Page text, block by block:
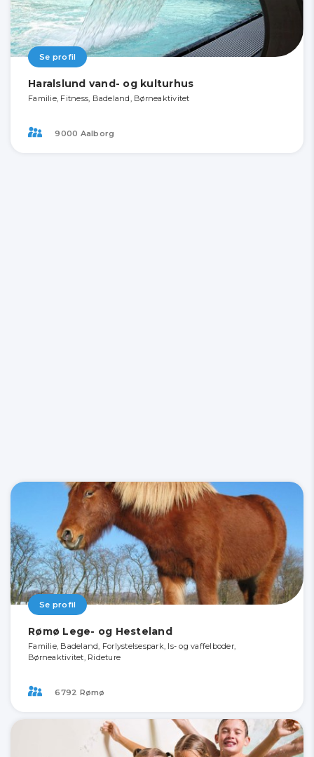
Se profil
Haralslund vand- og kulturhus
Familie, Fitness, Badeland, Børneaktivitet
9000 Aalborg
Se profil
Rømø Lege- og Hesteland
Familie, Badeland, Forlystelsespark, Is- og vaffelboder,
Børneaktivitet, Rideture
6792 Rømø